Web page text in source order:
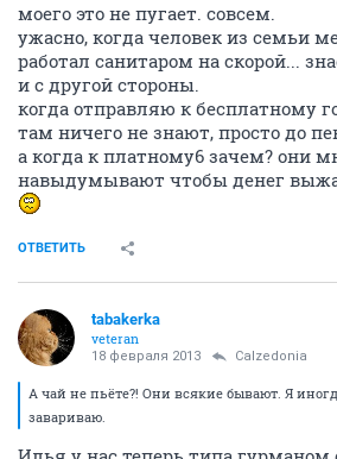
моего это не пугает. совсем.
ужасно, когда человек из семьи
работал санитаром на скорой...
и с другой стороны.
когда отправляю к бесплатному
там ничего не знают, просто до
а когда к платному6 зачем? они
навыдумывают чтобы денег
ОТВЕТИТЬ
tabakerka
veteran
18 февраля 2013 Calzedonia
А чай не пьёте?! Они всякие бывают. Я
завариваю.